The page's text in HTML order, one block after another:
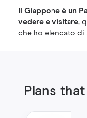
Il Giappone è un
vedere e visitare,
che ho elencato di
Plans